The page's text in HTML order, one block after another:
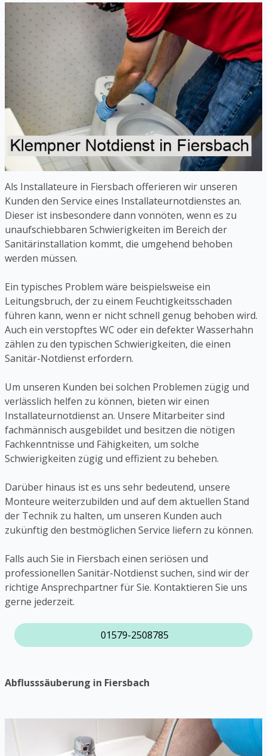
Als Installateure in Fiersbach offerieren wir unseren
Kunden den Service eines Installateurnotdienstes an.
Dieser ist insbesondere dann vonnöten, wenn es zu
unaufschiebbaren Schwierigkeiten im Bereich der
Sanitärinstallation kommt, die umgehend behoben
werden müssen.
Ein typisches Problem wäre beispielsweise ein
Leitungsbruch, der zu einem Feuchtigkeitsschaden
führen kann, wenn er nicht schnell genug behoben wird.
Auch ein verstopftes WC oder ein defekter Wasserhahn
zählen zu den typischen Schwierigkeiten, die einen
Sanitär-Notdienst erfordern.
Um unseren Kunden bei solchen Problemen zügig und
verlässlich helfen zu können, bieten wir einen
Installateurnotdienst an. Unsere Mitarbeiter sind
fachmännisch ausgebildet und besitzen die nötigen
Fachkenntnisse und Fähigkeiten, um solche
Schwierigkeiten zügig und effizient zu beheben.
Darüber hinaus ist es uns sehr bedeutend, unsere
Monteure weiterzubilden und auf dem aktuellen Stand
der Technik zu halten, um unseren Kunden auch
zukünftig den bestmöglichen Service liefern zu können.
Falls auch Sie in Fiersbach einen seriösen und
professionellen Sanitär-Notdienst suchen, sind wir der
richtige Ansprechpartner für Sie. Kontaktieren Sie uns
gerne jederzeit.
01579-2508785
Abflusssäuberung in Fiersbach